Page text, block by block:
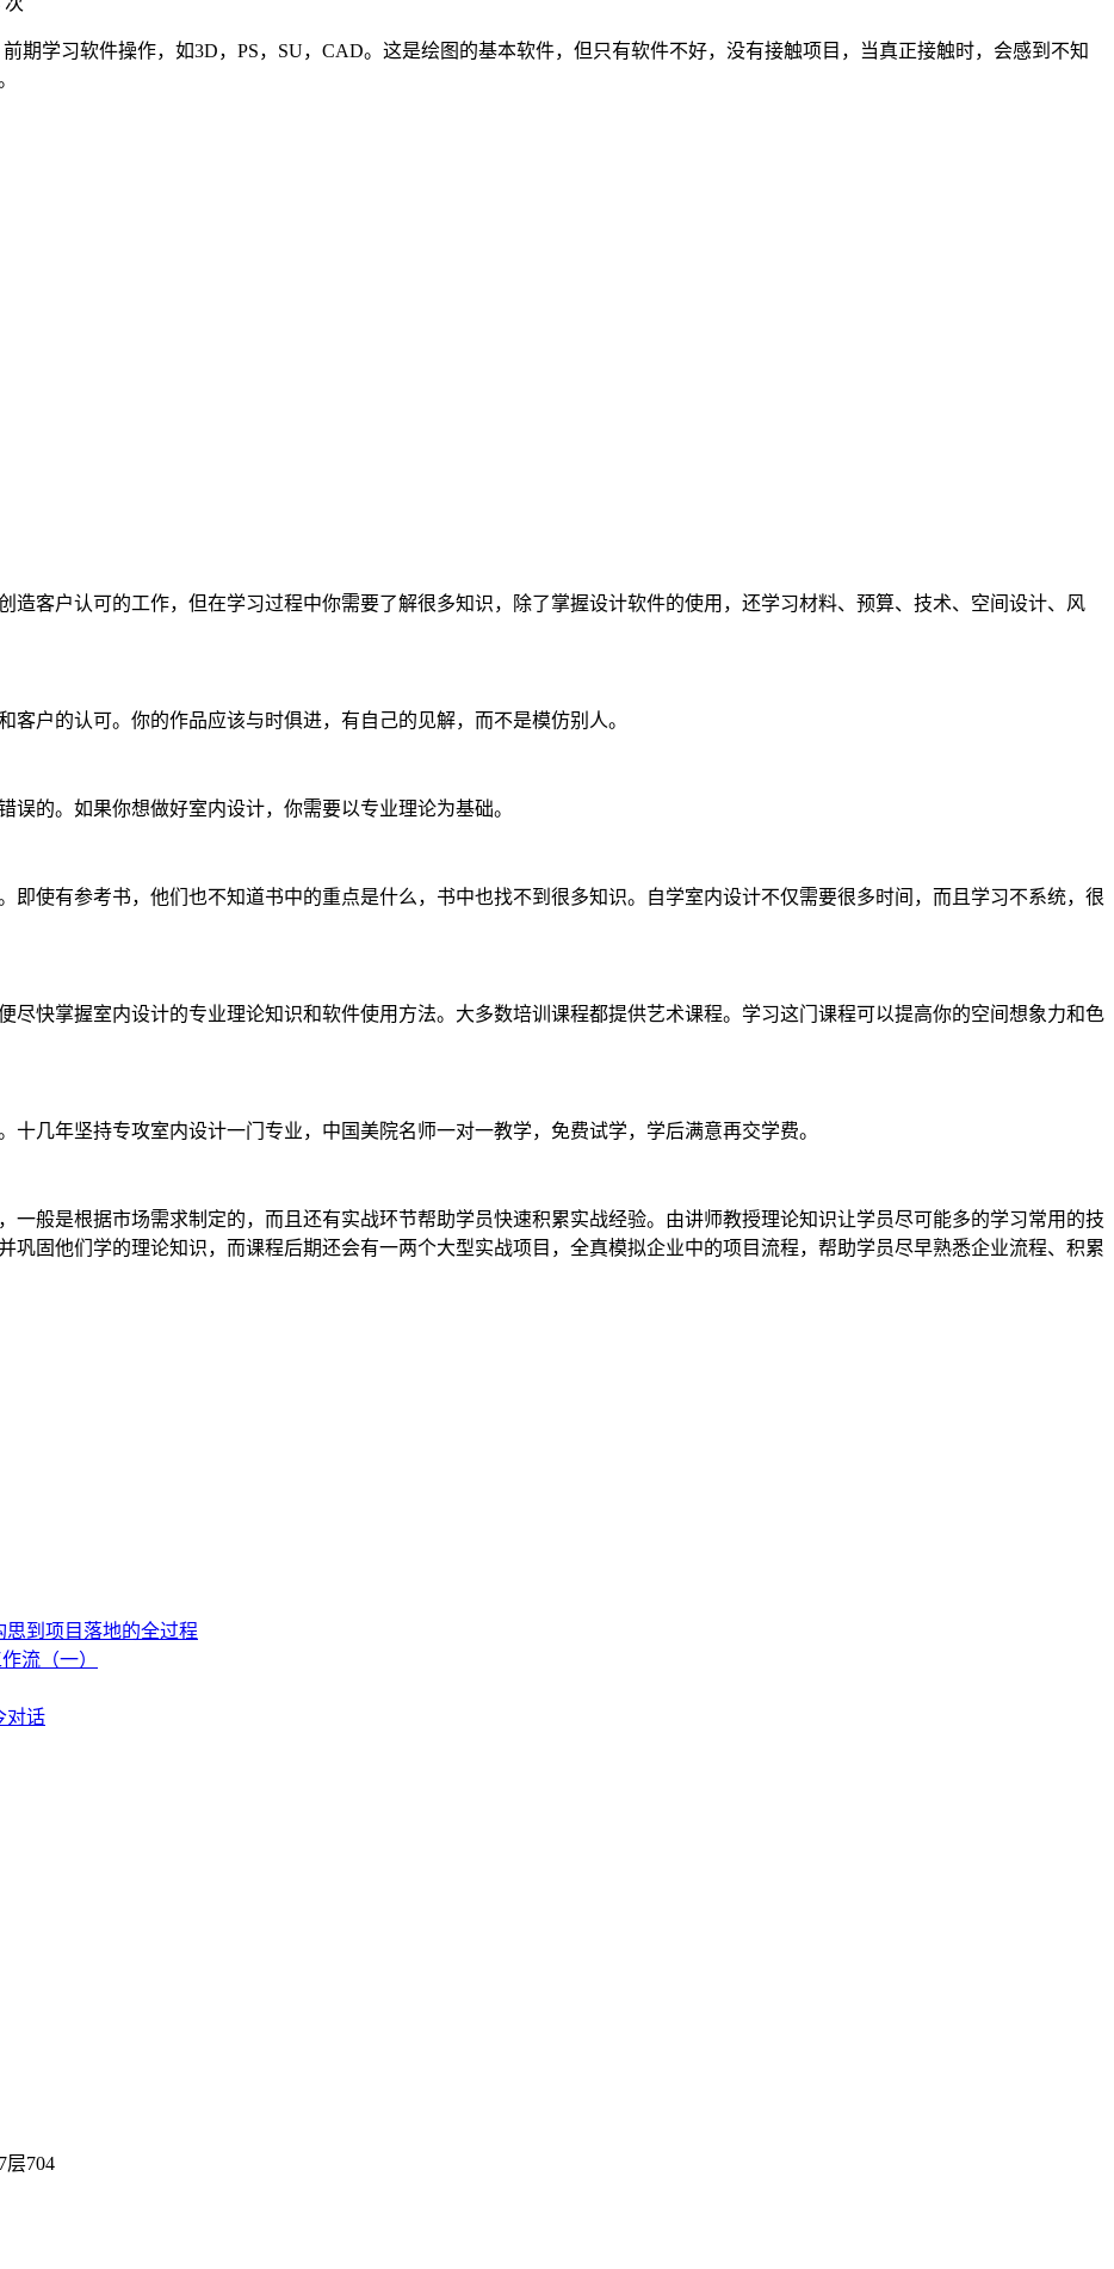
期学习软件操作，如3D，PS，SU，CAD。这是绘图的基本软件，但只有软件不好，没有接触项目，当真正接触时，会感到不知
造客户认可的工作，但在学习过程中你需要了解很多知识，除了掌握设计软件的使用，还学习材料、预算、技术、空间设计、风
户的认可。你的作品应该与时俱进，有自己的见解，而不是模仿别人。
的。如果你想做好室内设计，你需要以专业理论为基础。
即使有参考书，他们也不知道书中的重点是什么，书中也找不到很多知识。自学室内设计不仅需要很多时间，而且学习不系统，很
尽快掌握室内设计的专业理论知识和软件使用方法。大多数培训课程都提供艺术课程。学习这门课程可以提高你的空间想象力和色
几年坚持专攻室内设计一门专业，中国美院名师一对一教学，免费试学，学后满意再交学费。
一般是根据市场需求制定的，而且还有实战环节帮助学员快速积累实战经验。由讲师教授理论知识让学员尽可能多的学习常用的技
巩固他们学的理论知识，而课程后期还会有一两个大型实战项目，全真模拟企业中的项目流程，帮助学员尽早熟悉企业流程、积累
到项目落地的全过程
流（一）
对话
层704